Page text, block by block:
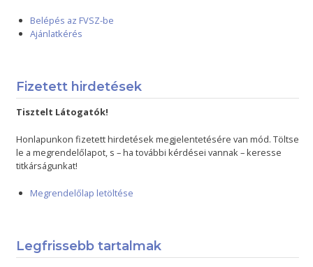
Belépés az FVSZ-be
Ajánlatkérés
Fizetett hirdetések
Tisztelt Látogatók!
Honlapunkon fizetett hirdetések megjelentetésére van mód. Töltse
le a megrendelőlapot, s – ha további kérdései vannak – keresse
titkárságunkat!
Megrendelőlap letöltése
Legfrissebb tartalmak